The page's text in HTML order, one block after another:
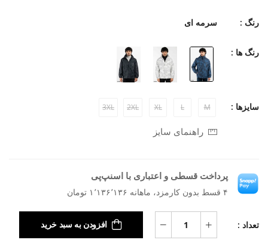
رنگ : سرمه ای
رنگ ها :
سایزها : M
L
XL
2XL
3XL
راهنمای سایز
پرداخت قسطی و اعتباری با اسنپ‌پی
۴ قسط بدون کارمزد، ماهانه ۱٬۱۳۶٬۱۳۶ تومان
تعداد : افزودن به سبد خرید